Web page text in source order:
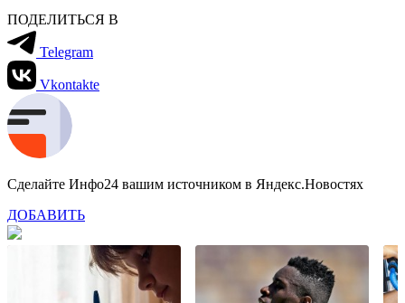
ПОДЕЛИТЬСЯ В
Telegram
Vkontakte
Сделайте Инфо24 вашим источником в Яндекс.Новостях
ДОБАВИТЬ